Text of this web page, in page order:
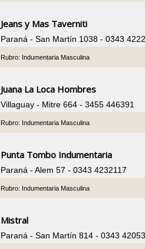
Jeans y Mas Taverniti
Paraná - San Martín 1038 - 0343
Rubro: Indumentaria Masculina
Juana La Loca Hombres
Villaguay - Mitre 664 - 3455 446391
Rubro: Indumentaria Masculina
Punta Tombo Indumentaria
Paraná - Alem 57 - 0343 4232117
Rubro: Indumentaria Masculina
Mistral
Paraná - San Martín 814 - 0343